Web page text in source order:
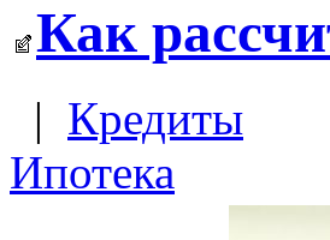
Как
| Кредиты
Ипотека